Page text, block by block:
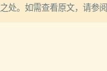
处。如需查看原文，请参阅